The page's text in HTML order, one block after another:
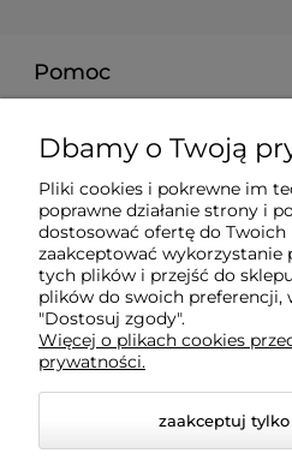
Pomoc
Moje konto
Płatności i dostawa
Informacje
O nas
Dbamy o Twoją
Pliki cookies i pokrewne im
poprawne działanie strony i
dostosować ofertę do Twoich
zaakceptować wykorzystanie
tych plików i przejść do
plików do swoich preferencji,
"Dostosuj zgody".
Więcej o plikach cookies
prywatności.
zaakceptuj